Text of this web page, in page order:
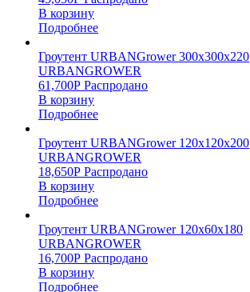
В корзину
Подробнее
Гроутент URBANGrower 300х300х220
URBANGROWER
61,700Р Распродано
В корзину
Подробнее
Гроутент URBANGrower 120х120х200
URBANGROWER
18,650Р Распродано
В корзину
Подробнее
Гроутент URBANGrower 120х60х180
URBANGROWER
16,700Р Распродано
В корзину
Подробнее